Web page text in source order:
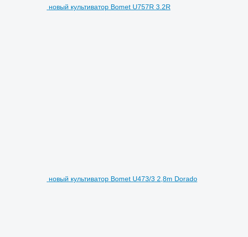
новый культиватор Bomet U757R 3.2R
новый культиватор Bomet U473/3 2,8m Dorado